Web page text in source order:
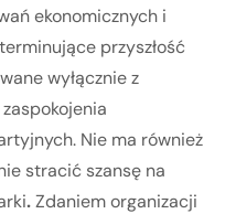
ekonomicznych i
przyszłość
wyłącznie z
Nie ma również
stracić szansę na
.Zdaniem organizacji